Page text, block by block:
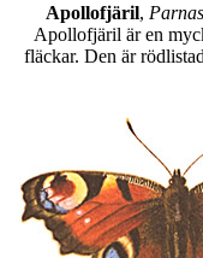
Apollofjäril,
Apollofjäril är en
fläckar. Den är